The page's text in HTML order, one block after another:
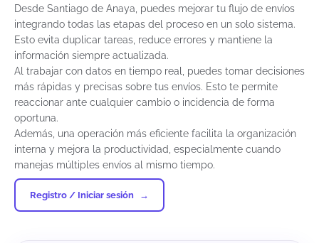
Desde Santiago de Anaya, puedes mejorar tu flujo de envíos
integrando todas las etapas del proceso en un solo sistema.
Esto evita duplicar tareas, reduce errores y mantiene la
información siempre actualizada.
Al trabajar con datos en tiempo real, puedes tomar decisiones
más rápidas y precisas sobre tus envíos. Esto te permite
reaccionar ante cualquier cambio o incidencia de forma
oportuna.
Además, una operación más eficiente facilita la organización
interna y mejora la productividad, especialmente cuando
manejas múltiples envíos al mismo tiempo.
Registro / Iniciar sesión